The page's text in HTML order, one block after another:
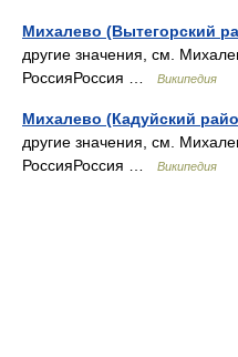
Михалево (Вытегорский
другие значения, см.
РоссияРоссия …
Википедия
Михалево (Кадуйский
другие значения, см.
РоссияРоссия …
Википедия